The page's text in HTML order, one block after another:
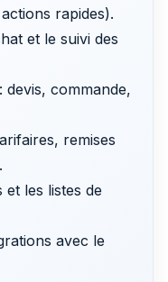
rapides).
et le suivi des
commande,
remises
et les listes de
avec le